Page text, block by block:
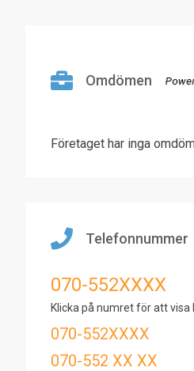
Omdömen
Företaget har inga
Telefonnummer
070-552XXXX
Klicka på numret för att visa
070-552XXXX
070-552 XX XX